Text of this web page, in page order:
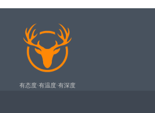
有态度·有温度·有深度